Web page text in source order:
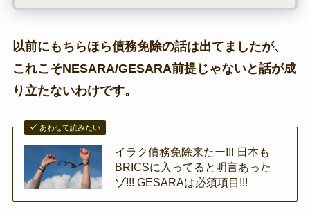
以前にもちらほら債務免除の話は出てましたが、
これこそNESARA/GESARA前提じゃないと話が成
り立たないわけです。
あわせて読みたい
イラク債務免除来たー!!! 日本も
BRICSに入ってると明言あった
ゾ!!! GESARAは必須項目!!!